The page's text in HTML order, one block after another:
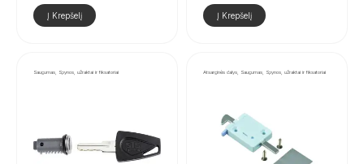
Į Krepšelį Į Krepšelį
Saugumas, Spynos, užraktai ir fiksatoriai Atsarginės dalys, Saugumas, Spynos, užraktai ir fiksatoriai